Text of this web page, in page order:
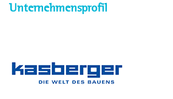
Unternehmensprofil